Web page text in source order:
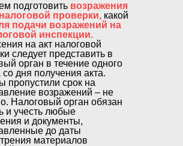
подготовить возражения
проверки, какой
подачи возражений на
инспекции.
на акт налоговой
следует представить в
орган в течение одного
дня получения акта.
пропустили срок на
возражений – не
Налоговый орган обязан
и учесть любые
и документы,
до даты
материалов